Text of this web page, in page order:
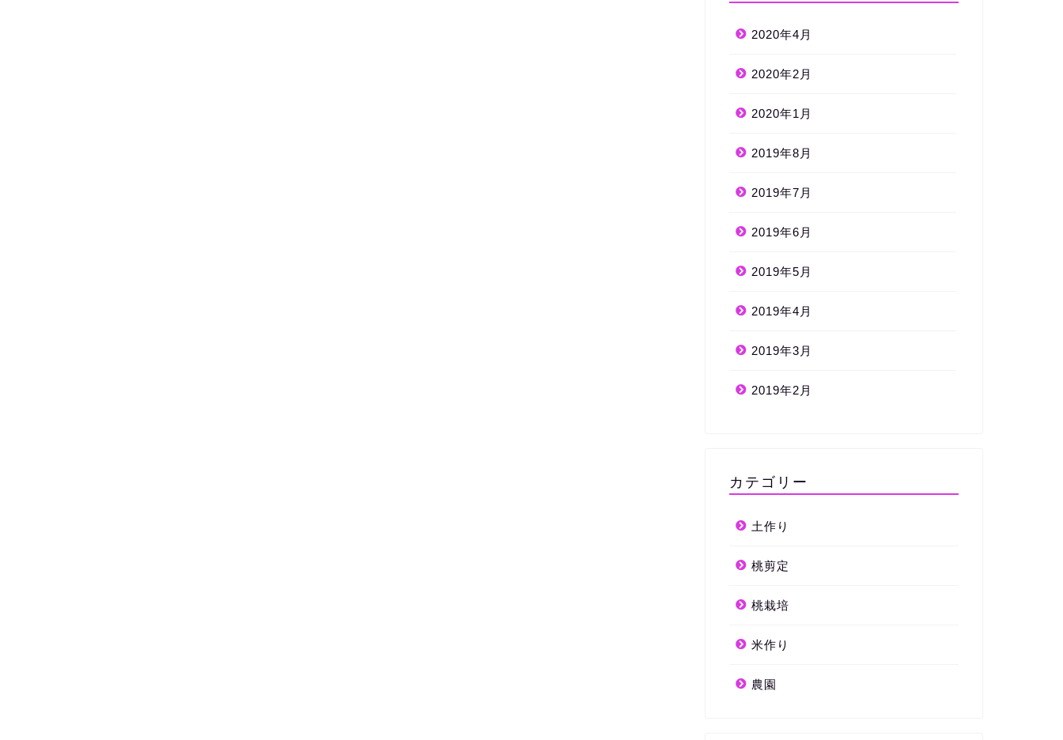
2020年4月
2020年2月
2020年1月
2019年8月
2019年7月
2019年6月
2019年5月
2019年4月
2019年3月
2019年2月
カテゴリー
土作り
桃剪定
桃栽培
米作り
農園